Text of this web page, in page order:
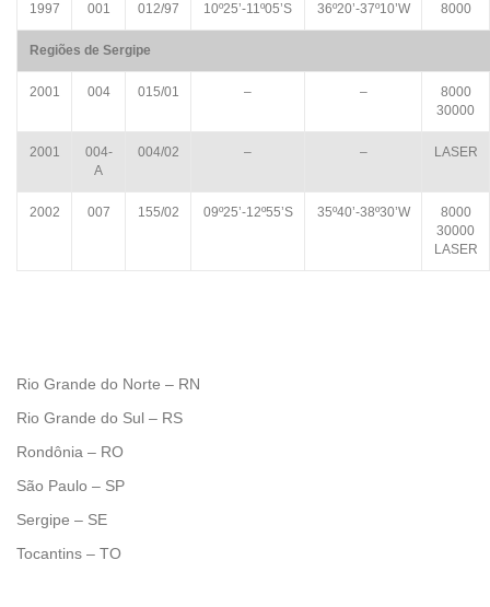
1997 001 012/97 10º25’-11º05’S 36º20’-37º10’W 8000
Regiões de Sergipe
2001 004 015/01 – –
8000
30000
2001
004-
A
004/02 – – LASER
2002 007 155/02 09º25’-12º55’S 35º40’-38º30’W
8000
30000
LASER
Rio Grande do Norte – RN
Rio Grande do Sul – RS
Rondônia – RO
São Paulo – SP
Sergipe – SE
Tocantins – TO